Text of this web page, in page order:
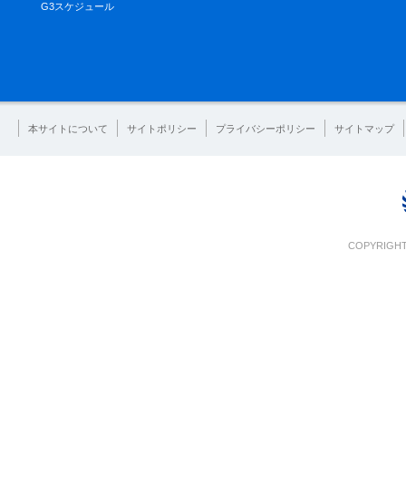
G3スケジュール
本サイトについて サイトポリシー プライバシーポリシー サイトマップ